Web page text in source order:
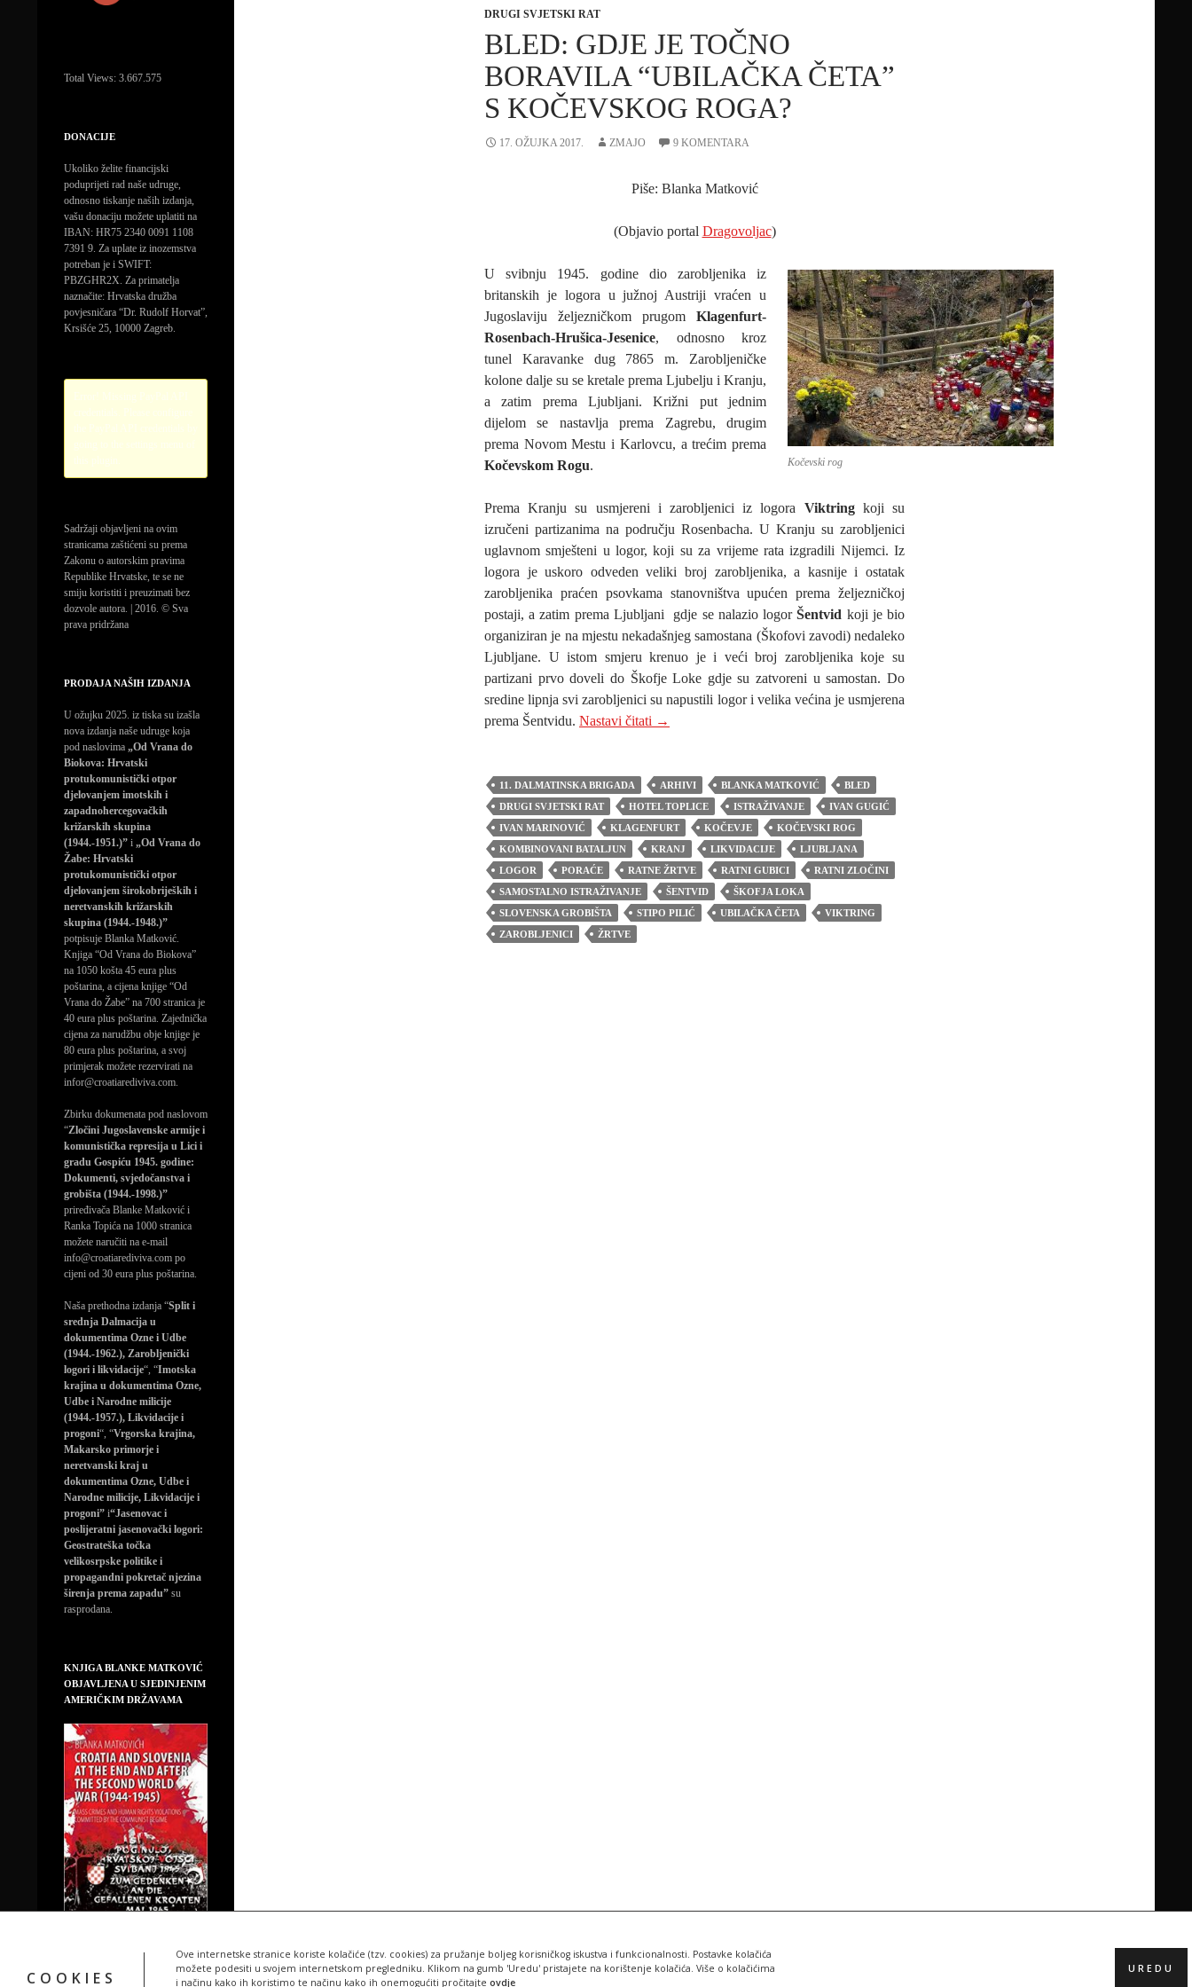
COOKIES
Ove internetske stranice koriste kolačiće (tzv. cookies) za pružanje boljeg korisničkog iskustva i funkcionalnosti. Postavke kolačića
možete podesiti u svojem internetskom pregledniku. Klikom na gumb 'Uredu' pristajete na korištenje kolačića. Više o kolačićima
i načinu kako ih koristimo te načinu kako ih onemogućiti pročitajte ovdje
UREDU
DRUGI SVJETSKI RAT
BLED: GDJE JE TOČNO
BORAVILA “UBILAČKA ČETA”
S KOČEVSKOG ROGA?
17. OŽUJKA 2017. ZMAJO 9 KOMENTARA
Piše: Blanka Matković
(Objavio portal Dragovoljac)
Kočevski rog
U svibnju 1945. godine dio zarobljenika iz
britanskih je logora u južnoj Austriji vraćen u
Jugoslaviju željezničkom prugom Klagenfurt-
Rosenbach-Hrušica-Jesenice, odnosno kroz
tunel Karavanke dug 7865 m. Zarobljeničke
kolone dalje su se kretale prema Ljubelju i Kranju,
a zatim prema Ljubljani. Križni put jednim
dijelom se nastavlja prema Zagrebu, drugim
prema Novom Mestu i Karlovcu, a trećim prema
Kočevskom Rogu.
Prema Kranju su usmjereni i zarobljenici iz logora Viktringkoji su
izručeni partizanima na području Rosenbacha. U Kranju su zarobljenici
uglavnom smješteni u logor, koji su za vrijeme rata izgradili Nijemci. Iz
logora je uskoro odveden veliki broj zarobljenika, a kasnije i ostatak
zarobljenika praćen psovkama stanovništva upućen prema željezničkoj
postaji, a zatim prema Ljubljani gdje se nalazio logorŠentvid koji je bio
organiziran je na mjestu nekadašnjeg samostana (Škofovi zavodi) nedaleko
Ljubljane. U istom smjeru krenuo je i veći broj zarobljenika koje su
partizani prvo doveli do Škofje Loke gdje su zatvoreni u samostan. Do
sredine lipnja svi zarobljenici su napustili logor i velika većina je usmjerena
prema Šentvidu. Nastavi čitati BLED: GDJE JE TOČNO BORAVILA “UBILAČKA ČETA” S KOČEVSKOG ROGA?
→
11. DALMATINSKA BRIGADA ARHIVI BLANKA MATKOVIĆ
BLED
DRUGI SVJETSKI RAT
HOTEL TOPLICE ISTRAŽIVANJE
IVAN GUGIĆ
IVAN MARINOVIĆ
KLAGENFURT KOČEVJE
KOČEVSKI ROG
KOMBINOVANI BATALJUN
KRANJ LIKVIDACIJE
LJUBLJANA
LOGOR
PORAĆE RATNE ŽRTVE RATNI GUBICI
RATNI ZLOČINI
SAMOSTALNO ISTRAŽIVANJE
ŠENTVID
ŠKOFJA LOKA
SLOVENSKA GROBIŠTA
STIPO PILIĆ UBILAČKA ČETA
VIKTRING
ZAROBLJENICI
ŽRTVE
Total Views: 3.667.575
DONACIJE
Ukoliko želite financijski
poduprijeti rad naše udruge,
odnosno tiskanje naših izdanja,
vašu donaciju možete uplatiti na
IBAN: HR75 2340 0091 1108
7391 9. Za uplate iz inozemstva
potreban je i SWIFT:
PBZGHR2X. Za primatelja
naznačite: Hrvatska družba
povjesničara “Dr. Rudolf Horvat”,
Krsišće 25, 10000 Zagreb.
Sadržaji objavljeni na ovim
stranicama zaštićeni su prema
Zakonu o autorskim pravima
Republike Hrvatske, te se ne
smiju koristiti i preuzimati bez
dozvole autora. | 2016. © Sva
prava pridržana
PRODAJA NAŠIH IZDANJA
U ožujku 2025. iz tiska su izašla
nova izdanja naše udruge koja
pod naslovima „Od Vrana do
Biokova: Hrvatski
protukomunistički otpor
djelovanjem imotskih i
zapadnohercegovačkih
križarskih skupina
(1944.-1951.)” i „Od Vrana do
Žabe: Hrvatski
protukomunistički otpor
djelovanjem širokobrijeških i
neretvanskih križarskih
skupina (1944.-1948.)”
potpisuje Blanka Matković.
Knjiga “Od Vrana do Biokova”
na 1050 košta 45 eura plus
poštarina, a cijena knjige “Od
Vrana do Žabe” na 700 stranica je
40 eura plus poštarina. Zajednička
cijena za narudžbu obje knjige je
80 eura plus poštarina, a svoj
primjerak možete rezervirati na
infor@croatiarediviva.com.
Zbirku dokumenata pod naslovom
“Zločini Jugoslavenske armije i
komunistička represija u Lici i
gradu Gospiću 1945. godine:
Dokumenti, svjedočanstva i
grobišta (1944.-1998.)”
priređivača Blanke Matković i
Ranka Topića na 1000 stranica
možete naručiti na e-mail
info@croatiarediviva.com po
cijeni od 30 eura plus poštarina.
Naša prethodna izdanja “Split i
srednja Dalmacija u
dokumentima Ozne i Udbe
(1944.-1962.), Zarobljenički
logori i likvidacije“, “Imotska
krajina u dokumentima Ozne,
Udbe i Narodne milicije
(1944.-1957.), Likvidacije i
progoni“, “Vrgorska krajina,
Makarsko primorje i
neretvanski kraj u
dokumentima Ozne, Udbe i
Narodne milicije, Likvidacije i
progoni” i“Jasenovac i
poslijeratni jasenovački logori:
Geostrateška točka
velikosrpske politike i
propagandni pokretač njezina
širenja prema zapadu” su
rasprodana.
KNJIGA BLANKE MATKOVIĆ
OBJAVLJENA U SJEDINJENIM
AMERIČKIM DRŽAVAMA